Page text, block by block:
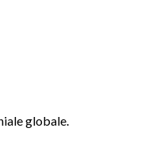
globale.